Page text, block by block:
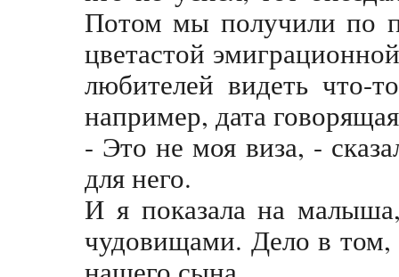
Потом мы получили по
цветастой
любителей видеть что-
например, дата
- Это не моя виза, -
для него.
И я показала на
чудовищами. Дело в